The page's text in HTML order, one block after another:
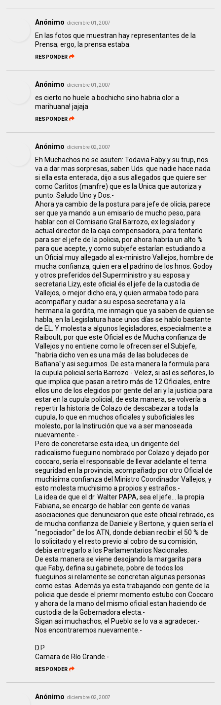
Anónimo diciembre 01, 2007
En las fotos que muestran hay representantes de la
Prensa; ergo, la prensa estaba.
RESPONDER
Anónimo diciembre 01, 2007
es cierto no huele a bochicho sino habria olor a
marihuana! jajaja
RESPONDER
Anónimo diciembre 02, 2007
Eh Muchachos no se asuten: Todavia Faby y su trup, nos
va a dar mas sorpresas, saben Uds. que nadie hace nada
si ella esta enterada, dijo a sus allegados que quiere ser
como Carlitos (manfre) que es la Unica que autoriza y
punto. Saludo Uno y Dos.-
Ahora ya cambio de la postura para jefe de olicia, parece
ser que ya mando a un emisario de mucho peso, para
hablar con el Comisario Gral Barrozo, ex legislador y
actual director de la caja compensadora, para tentarlo
para ser el jefe de la policia, por ahora habría un alto %
para que acepte, y como subjefe estarían estudiando a
un Oficial muy allegado al ex-ministro Vallejos, hombre de
mucha confianza, quien era el padrino de los hnos. Godoy
y otros preferidos del Superministro y su esposa y
secretaria Lizy, este oficial és el jefe de la custodia de
Vallejos, o mejor dicho era, y quien armaba todo para
acompañar y cuidar a su esposa secretaria y a la
hermana la gordita, me inmagin que ya saben de quien se
habla, en la Legislatura hace unos días se hablo bastante
de EL. Y molesta a algunos legisladores, especialmente a
Raiboult, por que este Oficial es de Mucha confianza de
Vallejos y no entiene como le ofrecen ser el Subjefe,
"habria dicho ven es una más de las boludeces de
Bafiana"y asi seguimos. De esta manera la formula para
la cupula policial sería Barrozo - Velez, si así es señores, lo
que implica que pasan a retiro más de 12 Oficiales, entre
ellos uno de los elegidos por gente del ari y la justicia para
estar en la cupula policial, de esta manera, se volvería a
repertir la historia de Colazo de descabezar a toda la
cupula, lo que en muchos oficiales y suboficiales les
molesto, por la Instirución que va a ser manoseada
nuevamente.-
Pero de concretarse esta idea, un dirigente del
radicalismo fueguino nombrado por Colazo y dejado por
coccaro, sería el responsable de llevar adelante el tema
seguridad en la provincia, acompañadp por otro Oficial de
muchisima confianza del Ministro Coordinador Vallejos, y
esto molesta muchisimo a propios y estraños.-
La idea de que el dr. Walter PAPA, sea el jefe... la propia
Fabiana, se encargo de hablar con gente de varias
asociaciones que denunciaron que este oficial retirado, es
de mucha confianza de Daniele y Bertone, y quien sería el
"negociador" de los ATN, donde debian recibir el 50 % de
lo solicitado y el resto previo al cobro de su comisión,
debia entregarlo a los Parlamentarios Nacionales.
De esta manera se viene desojando la margarita para
que Faby, defina su gabinete, pobre de todos los
fueguinos si relamente se concretan algunas personas
como estas. Además ya esta trabajando con gente de la
policia que desde el priemr momento estubo con Coccaro
y ahora de la mano del mismo oficial estan haciendo de
custodia de la Gobernadora electa.-
Sigan asi muchachos, el Pueblo se lo va a agradecer.-
Nos encontraremos nuevamente.-
D.P
Camara de Río Grande.-
RESPONDER
Anónimo diciembre 02, 2007